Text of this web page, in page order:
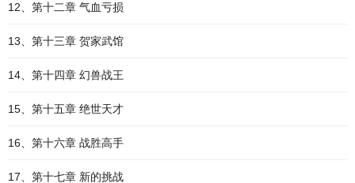
12、第十二章 气血亏损
13、第十三章 贺家武馆
14、第十四章 幻兽战王
15、第十五章 绝世天才
16、第十六章 战胜高手
17、第十七章 新的挑战